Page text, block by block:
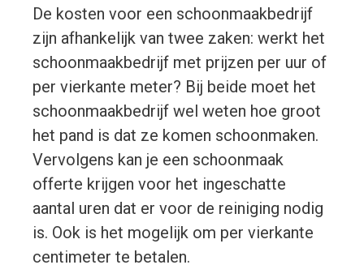
De kosten voor een schoonmaakbedrijf
zijn afhankelijk van twee zaken: werkt het
schoonmaakbedrijf met prijzen per uur of
per vierkante meter? Bij beide moet het
schoonmaakbedrijf wel weten hoe groot
het pand is dat ze komen schoonmaken.
Vervolgens kan je een schoonmaak
offerte krijgen voor het ingeschatte
aantal uren dat er voor de reiniging nodig
is. Ook is het mogelijk om per vierkante
centimeter te betalen.